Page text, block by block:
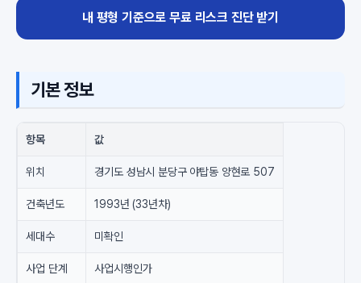
내 평형 기준으로 무료 리스크 진단 받기
기본 정보
항목 값
위치 경기도 성남시 분당구 야탑동 양현로 507
건축년도 1993년 (33년차)
세대수 미확인
사업 단계 사업시행인가